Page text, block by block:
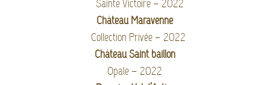
Sainte Victoire – 2022
Château Maravenne
Collection Privée – 2022
Château Saint baillon
Opale – 2022